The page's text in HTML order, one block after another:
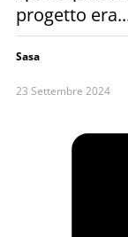
progetto
Sasa
23 Settembre 2024